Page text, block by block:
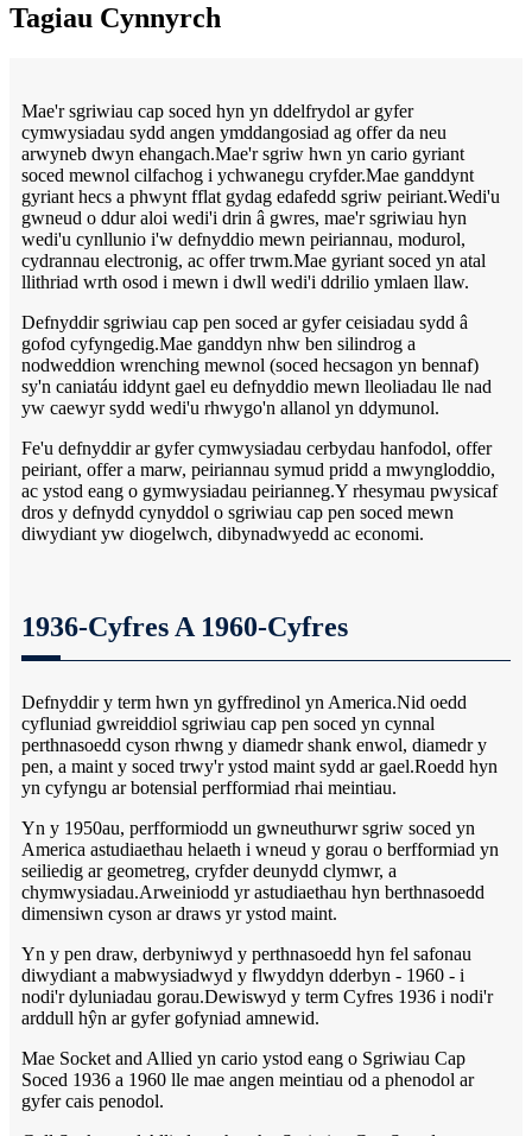
Tagiau Cynnyrch
Mae'r sgriwiau cap soced hyn yn ddelfrydol ar gyfer
cymwysiadau sydd angen ymddangosiad ag offer da neu
arwyneb dwyn ehangach.Mae'r sgriw hwn yn cario gyriant
soced mewnol cilfachog i ychwanegu cryfder.Mae ganddynt
gyriant hecs a phwynt fflat gydag edafedd sgriw peiriant.Wedi'u
gwneud o ddur aloi wedi'i drin â gwres, mae'r sgriwiau hyn
wedi'u cynllunio i'w defnyddio mewn peiriannau, modurol,
cydrannau electronig, ac offer trwm.Mae gyriant soced yn atal
llithriad wrth osod i mewn i dwll wedi'i ddrilio ymlaen llaw.
Defnyddir sgriwiau cap pen soced ar gyfer ceisiadau sydd â
gofod cyfyngedig.Mae ganddyn nhw ben silindrog a
nodweddion wrenching mewnol (soced hecsagon yn bennaf)
sy'n caniatáu iddynt gael eu defnyddio mewn lleoliadau lle nad
yw caewyr sydd wedi'u rhwygo'n allanol yn ddymunol.
Fe'u defnyddir ar gyfer cymwysiadau cerbydau hanfodol, offer
peiriant, offer a marw, peiriannau symud pridd a mwyngloddio,
ac ystod eang o gymwysiadau peirianneg.Y rhesymau pwysicaf
dros y defnydd cynyddol o sgriwiau cap pen soced mewn
diwydiant yw diogelwch, dibynadwyedd ac economi.
1936-Cyfres A 1960-Cyfres
Defnyddir y term hwn yn gyffredinol yn America.Nid oedd
cyfluniad gwreiddiol sgriwiau cap pen soced yn cynnal
perthnasoedd cyson rhwng y diamedr shank enwol, diamedr y
pen, a maint y soced trwy'r ystod maint sydd ar gael.Roedd hyn
yn cyfyngu ar botensial perfformiad rhai meintiau.
Yn y 1950au, perfformiodd un gwneuthurwr sgriw soced yn
America astudiaethau helaeth i wneud y gorau o berfformiad yn
seiliedig ar geometreg, cryfder deunydd clymwr, a
chymwysiadau.Arweiniodd yr astudiaethau hyn berthnasoedd
dimensiwn cyson ar draws yr ystod maint.
Yn y pen draw, derbyniwyd y perthnasoedd hyn fel safonau
diwydiant a mabwysiadwyd y flwyddyn dderbyn - 1960 - i
nodi'r dyluniadau gorau.Dewiswyd y term Cyfres 1936 i nodi'r
arddull hŷn ar gyfer gofyniad amnewid.
Mae Socket and Allied yn cario ystod eang o Sgriwiau Cap
Soced 1936 a 1960 lle mae angen meintiau od a phenodol ar
gyfer cais penodol.